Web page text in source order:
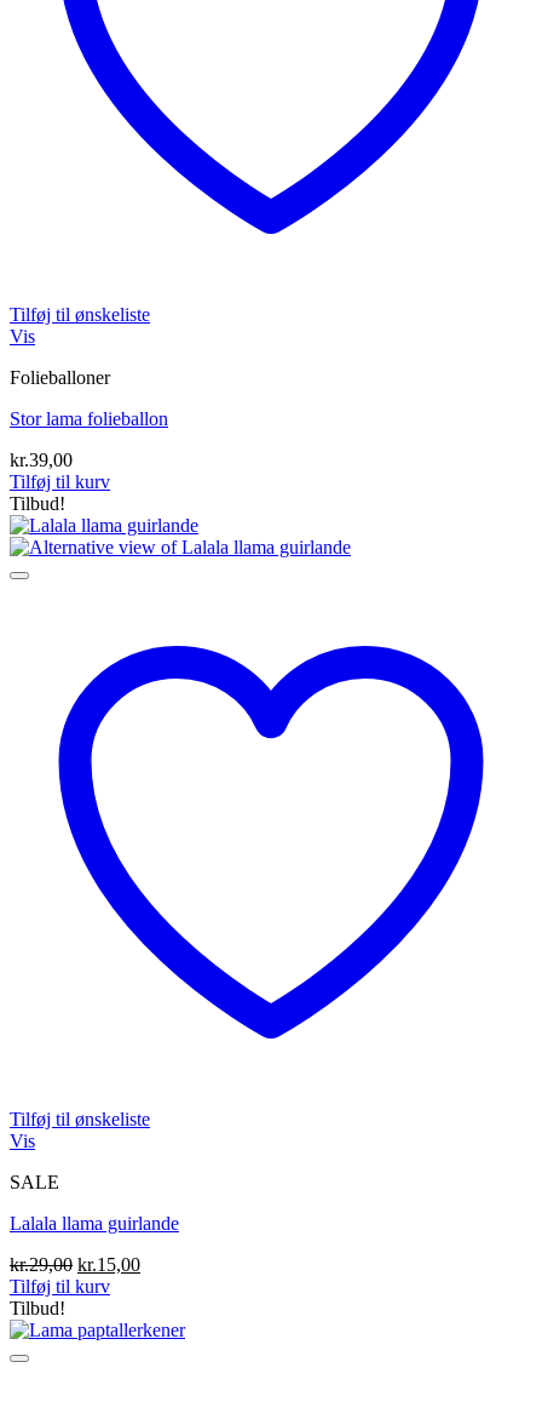
Tilføj til ønskeliste
Vis
Folieballoner
Stor lama folieballon
kr.39,00
Tilføj til kurv
Tilbud!
Tilføj til ønskeliste
Vis
SALE
Lalala llama guirlande
kr.29,00 Den
oprindelige
var:
kr.15,00Den
er:
Tilføj til kurv
Tilbud!